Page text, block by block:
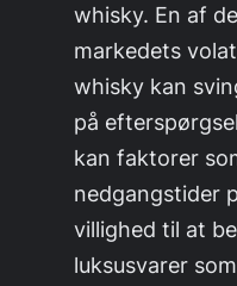
whisky. En af
markedets
whisky kan
på
kan faktorer
nedgangstider
villighed til at
luksusvarer